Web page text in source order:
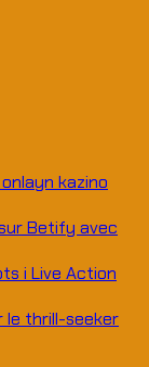
kazino
Betify avec
i Live Action
le thrill-seeker